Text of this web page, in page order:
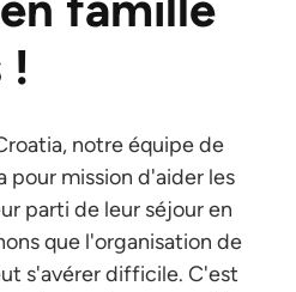
!
notre équipe de
pour mission d'aider les
parti de leur séjour en
que l'organisation de
s'avérer difficile. C'est